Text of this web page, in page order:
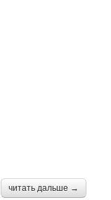
читать дальше →